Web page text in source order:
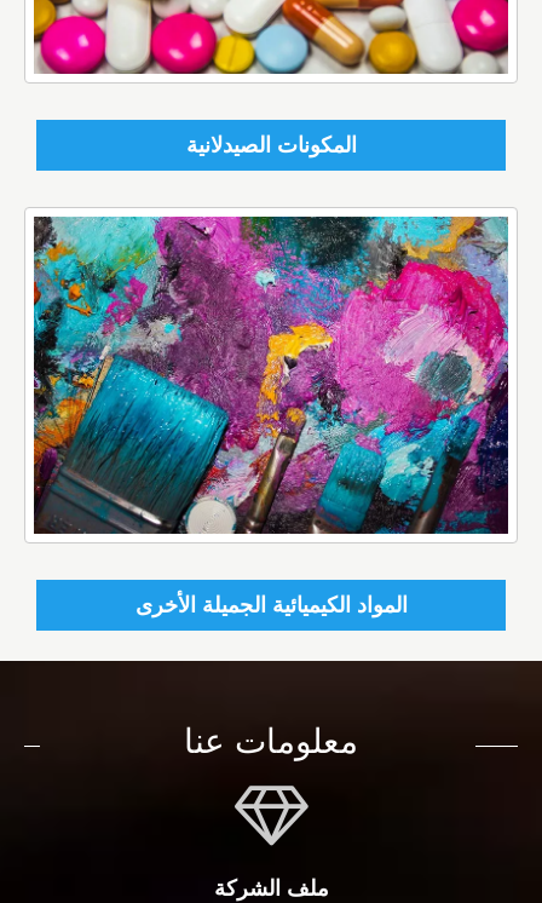
المكونات الصيدلانية
المواد الكيميائية الجميلة الأخرى
معلومات عنا
ملف الشركة